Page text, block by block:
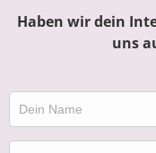
Haben wir dein
uns